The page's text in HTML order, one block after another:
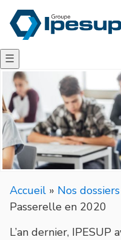
☰
Accueil » Nos dossiers
Passerelle en 2020
L’an dernier, IPESUP